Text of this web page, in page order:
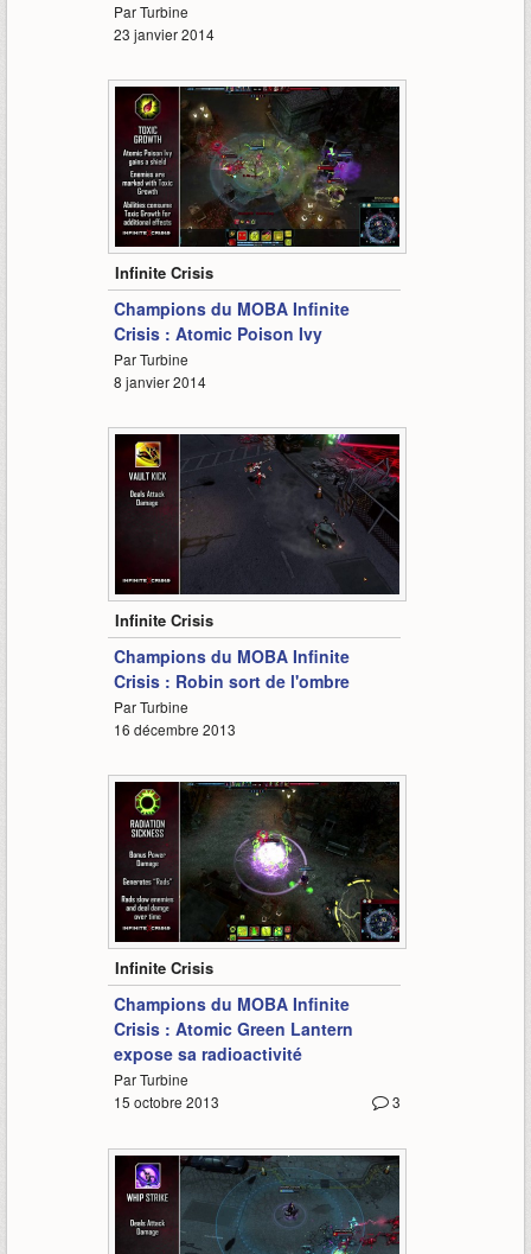
Par Turbine
23 janvier 2014
3:01
Infinite Crisis
Champions du MOBA Infinite
Crisis : Atomic Poison Ivy
Par Turbine
8 janvier 2014
3:08
Infinite Crisis
Champions du MOBA Infinite
Crisis : Robin sort de l'ombre
Par Turbine
16 décembre 2013
2:24
Infinite Crisis
Champions du MOBA Infinite
Crisis : Atomic Green Lantern
expose sa radioactivité
Par Turbine
3
15 octobre 2013